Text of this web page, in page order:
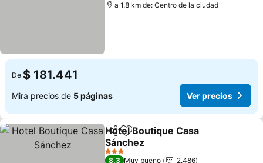
a 1.8 km de: Centro de la ciudad
De $ 181.441
Mira precios de 5 páginas Ver precios
CompartirAgregar a favoritos
Hotel Boutique Casa
Sánchez
Ver precios
3 Estrellas
8,3 Muy bueno 2.486